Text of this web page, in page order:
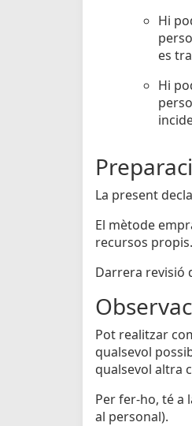
Hi
es
Hi
La present
El mètode
recursos propis.
Darrera revisió
Pot realitzar
qualsevol
qualsevol altra
Per fer-ho, té a
al personal).